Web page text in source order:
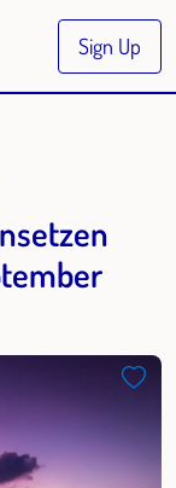
Sign Up